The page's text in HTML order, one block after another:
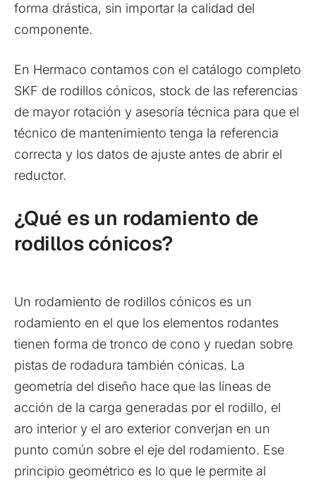
forma drástica, sin importar la calidad del
componente.
En Hermaco contamos con el catálogo completo
SKF de rodillos cónicos, stock de las referencias
de mayor rotación y asesoría técnica para que el
técnico de mantenimiento tenga la referencia
correcta y los datos de ajuste antes de abrir el
reductor.
¿Qué es un rodamiento de
rodillos cónicos?
Un rodamiento de rodillos cónicos es un
rodamiento en el que los elementos rodantes
tienen forma de tronco de cono y ruedan sobre
pistas de rodadura también cónicas. La
geometría del diseño hace que las líneas de
acción de la carga generadas por el rodillo, el
aro interior y el aro exterior converjan en un
punto común sobre el eje del rodamiento. Ese
principio geométrico es lo que le permite al